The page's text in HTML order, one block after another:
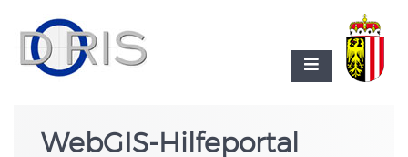
WebGIS-Hilfeportal